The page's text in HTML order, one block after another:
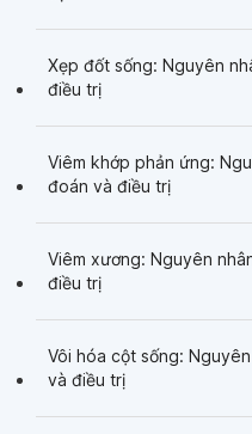
Xẹp đốt sống: Nguyên
điều trị
Viêm khớp phản ứng:
đoán và điều trị
Viêm xương: Nguyên
điều trị
Vôi hóa cột sống:
và điều trị